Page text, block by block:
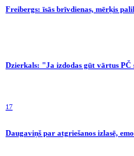
Freibergs: īsās brīvdienas, mērķis
Dzierkals: "Ja izdodas gūt vārtus PČ
17
Daugaviņš par atgriešanos izlasē,